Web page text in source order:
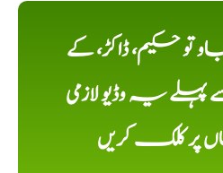
حکیم، ڈاکڑ، کے
یہ وڈیو لازمی
پر کلک کریں